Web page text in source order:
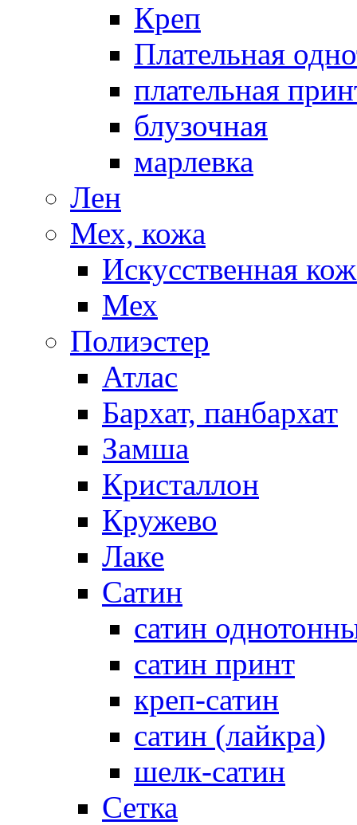
Креп
Плательная
плательная
блузочная
марлевка
Лен
Мех, кожа
Искусственная
Мех
Полиэстер
Атлас
Бархат, панбархат
Замша
Кристаллон
Кружево
Лаке
Сатин
сатин
сатин принт
креп-сатин
сатин (лайкра)
шелк-сатин
Сетка